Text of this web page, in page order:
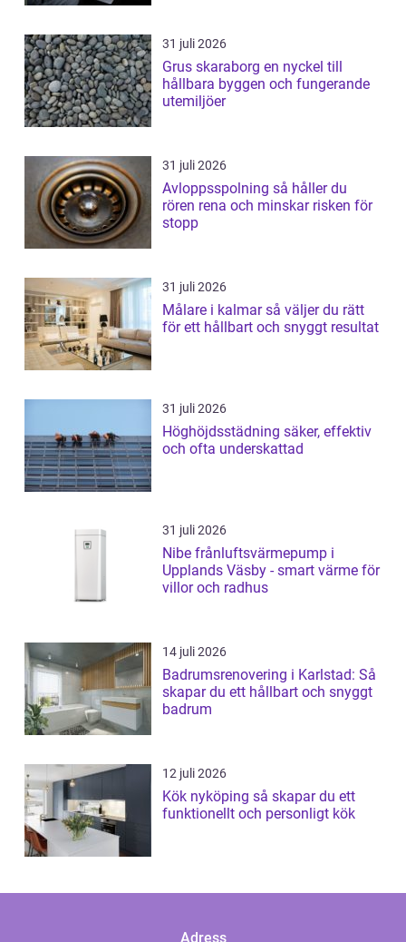
31 juli 2026
Grus skaraborg en nyckel till
hållbara byggen och fungerande
utemiljöer
31 juli 2026
Avloppsspolning så håller du
rören rena och minskar risken för
stopp
31 juli 2026
Målare i kalmar så väljer du rätt
för ett hållbart och snyggt resultat
31 juli 2026
Höghöjdsstädning säker, effektiv
och ofta underskattad
31 juli 2026
Nibe frånluftsvärmepump i
Upplands Väsby - smart värme för
villor och radhus
14 juli 2026
Badrumsrenovering i Karlstad: Så
skapar du ett hållbart och snyggt
badrum
12 juli 2026
Kök nyköping så skapar du ett
funktionellt och personligt kök
Adress